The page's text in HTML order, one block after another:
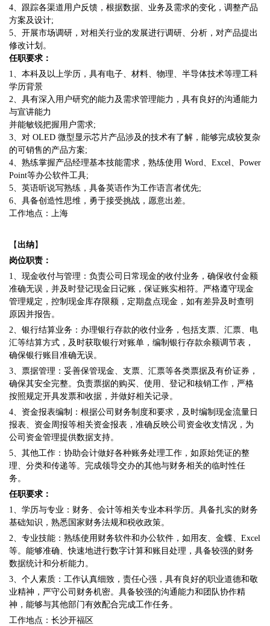
4、跟踪各渠道用户反馈，根据数据、业务及需求的变化，调整产品
方案及设计;
5、开展市场调研，对相关行业的发展进行调研、分析，对产品提出
修改计划。
任职要求：
1、本科及以上学历，具有电子、材料、物理、半导体技术等理工科
学历背景
2、具有深入用户研究的能力及需求管理能力，具有良好的沟通能力
与宣讲能力
并能敏锐把握用户需求;
3、对 OLED 微型显示芯片产品涉及的技术有了解，能够完成较复杂
的可销售的产品方案;
4、熟练掌握产品经理基本技能需求，熟练使用 Word、Excel、Power
Point等办公软件工具;
5、英语听说写熟练，具备英语作为工作语言者优先;
6、具备创造性思维，勇于接受挑战，愿意出差。
工作地点：上海
【 出纳】
岗位职责：
1、现金收付与管理：负责公司日常现金的收付业务，确保收付金额
准确无误，并及时登记现金日记账，保证账实相符。严格遵守现金
管理规定，控制现金库存限额，定期盘点现金，如有差异及时查明
原因并报告。
2、银行结算业务：办理银行存款的收付业务，包括支票、汇票、电
汇等结算方式，及时获取银行对账单，编制银行存款余额调节表，
确保银行账目准确无误。
3、票据管理：妥善保管现金、支票、汇票等各类票据及有价证券，
确保其安全完整。负责票据的购买、使用、登记和核销工作，严格
按照规定开具发票和收据，并做好相关记录。
4、资金报表编制：根据公司财务制度和要求，及时编制现金流量日
报表、资金周报等相关资金报表，准确反映公司资金收支情况，为
公司资金管理提供数据支持。
5、其他工作：协助会计做好各种账务处理工作，如原始凭证的整
理、分类和传递等。完成领导交办的其他与财务相关的临时性任
务。
任职要求：
1、学历与专业：财务、会计等相关专业本科学历。具备扎实的财务
基础知识，熟悉国家财务法规和税收政策。
2、专业技能：熟练使用财务软件和办公软件，如用友、金蝶、Excel
等。能够准确、快速地进行数字计算和账目处理，具备较强的财务
数据统计和分析能力。
3、个人素质：工作认真细致，责任心强，具有良好的职业道德和敬
业精神，严守公司财务机密。具备较强的沟通能力和团队协作精
神，能够与其他部门有效配合完成工作任务。
工作地点：长沙开福区